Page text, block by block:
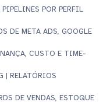
POR PERFIL
DE META ADS, GOOGLE
CUSTO E TIME-
| RELATÓRIOS
DE VENDAS, ESTOQUE